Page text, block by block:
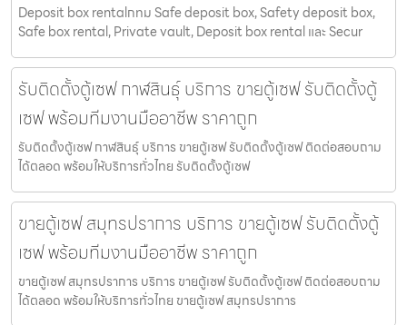
Deposit box rentalกทม Safe deposit box, Safety deposit box,
Safe box rental, Private vault, Deposit box rental และ Secur
รับติดตั้งตู้เซฟ กาฬสินธุ์ บริการ ขายตู้เซฟ รับติดตั้งตู้
เซฟ พร้อมทีมงานมืออาชีพ ราคาถูก
รับติดตั้งตู้เซฟ กาฬสินธุ์ บริการ ขายตู้เซฟ รับติดตั้งตู้เซฟ ติดต่อสอบถาม
ได้ตลอด พร้อมให้บริการทั่วไทย รับติดตั้งตู้เซฟ
ขายตู้เซฟ สมุทรปราการ บริการ ขายตู้เซฟ รับติดตั้งตู้
เซฟ พร้อมทีมงานมืออาชีพ ราคาถูก
ขายตู้เซฟ สมุทรปราการ บริการ ขายตู้เซฟ รับติดตั้งตู้เซฟ ติดต่อสอบถาม
ได้ตลอด พร้อมให้บริการทั่วไทย ขายตู้เซฟ สมุทรปราการ